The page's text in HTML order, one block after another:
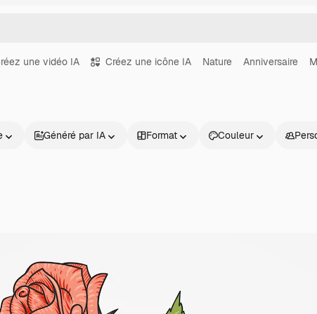
une vidéo IA Créez une icône IA Nature Anniversaire
Généré par IA Format Couleur
Produits